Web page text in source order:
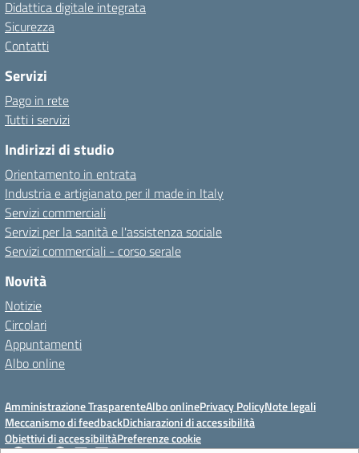
Didattica digitale integrata
Sicurezza
Contatti
Servizi
Pago in rete
Tutti i servizi
Indirizzi di studio
Orientamento in entrata
Industria e artigianato per il made in Italy
Servizi commerciali
Servizi per la sanità e l'assistenza sociale
Servizi commerciali - corso serale
Novità
Notizie
Circolari
Appuntamenti
Albo online
Amministrazione TrasparenteAlbo onlinePrivacy PolicyNote legali
Meccanismo di feedbackDichiarazioni di accessibilità
Obiettivi di accessibilitàPreferenze cookie